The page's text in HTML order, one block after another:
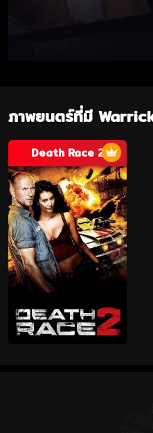
ภาพยนตร์ที่มี
Death Race 2